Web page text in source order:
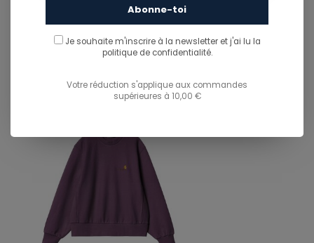
You might also like...
TU POURRAIS AUSSI AIMER...
Abonne-toi
Je souhaite m'inscrire à la newsletter et j'ai lu la
politique de confidentialité.
Votre réduction s'applique aux commandes
supérieures à 10,00 €